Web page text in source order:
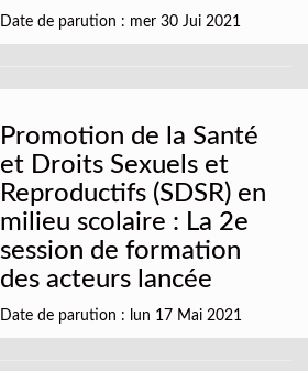
Date de parution : mer 30 Jui 2021
Promotion de la Santé
et Droits Sexuels et
Reproductifs (SDSR) en
milieu scolaire : La 2e
session de formation
des acteurs lancée
Date de parution : lun 17 Mai 2021